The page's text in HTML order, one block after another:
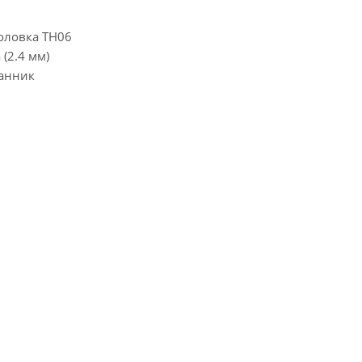
TH06
мм)